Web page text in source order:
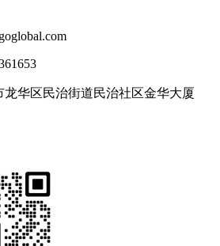
龙华区民治街道民治社区金华大厦